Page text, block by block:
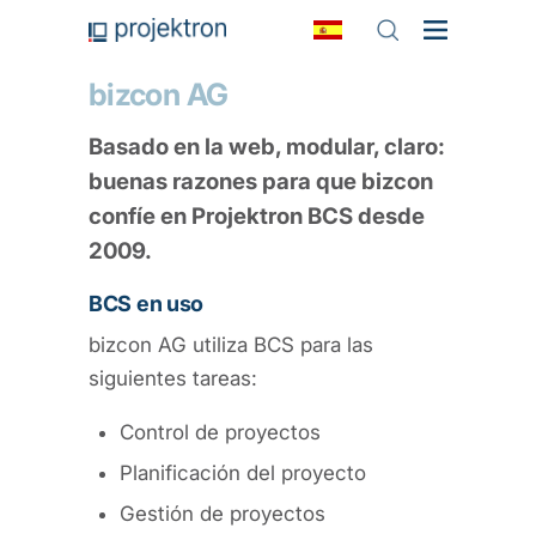
bizcon AG
Basado en la web, modular, claro:
buenas razones para que bizcon
confíe en Projektron BCS desde
2009.
BCS en uso
bizcon AG utiliza BCS para las
siguientes tareas:
Control de proyectos
Planificación del proyecto
Gestión de proyectos